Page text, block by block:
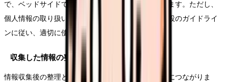
で、ベッドサイドでの情報入力や確認が容易になります。ただし、
個人情報の取り扱いには十分な注意が必要です。施設のガイドライ
ンに従い、適切に使用することを心がけましょう。
収集した情報の整理と活用
情報収集後の整理と分析は、適切なケア計画の立案につながりま